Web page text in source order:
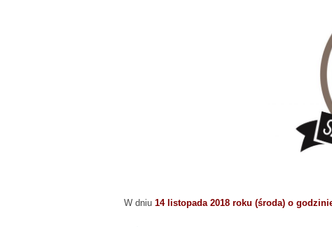
W dniu 14 listopada 2018 roku (środa) o